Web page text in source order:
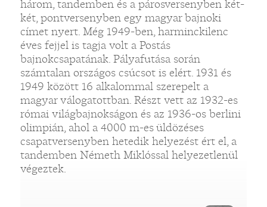
három, tandemben és a párosversenyben két-
két, pontversenyben egy magyar bajnoki
címet nyert. Még 1949-ben, harminckilenc
éves fejjel is tagja volt a Postás
bajnokcsapatának. Pályafutása során
számtalan országos csúcsot is elért. 1931 és
1949 között 16 alkalommal szerepelt a
magyar válogatottban. Részt vett az 1932-es
római világbajnokságon és az 1936-os berlini
olimpián, ahol a 4000 m-es üldözéses
csapatversenyben hetedik helyezést ért el, a
tandemben Németh Miklóssal helyezetlenül
végeztek.